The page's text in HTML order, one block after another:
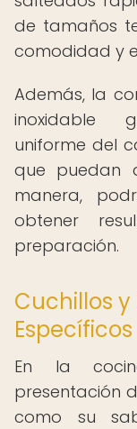
de tamaños
comodidad y
Además, la
inoxidable
uniforme del
que puedan
manera,
obtener
preparación.
Cuchillos y
Específicos
En la
presentación
como su